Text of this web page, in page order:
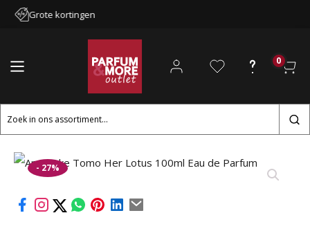
Grote kortingen
0
Zoeken
naar:
- 27%